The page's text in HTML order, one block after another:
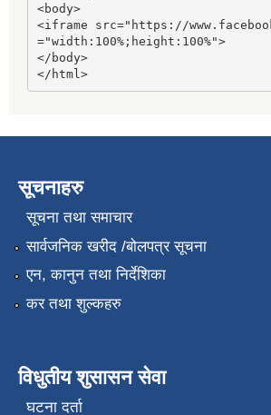
<body>
<iframe src="https://
="width:100%;height:100%">
</body>
</html>
सूचनाहरु
सूचना तथा समाचार
सार्वजनिक खरीद /बोलपत्र सूचना
एन, कानुन तथा निर्देशिका
कर तथा शुल्कहरु
विधुतीय शुसासन सेवा
घटना दर्ता